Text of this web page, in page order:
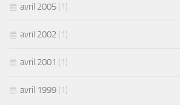
avril 2005 (1)
avril 2002 (1)
avril 2001 (1)
avril 1999 (1)